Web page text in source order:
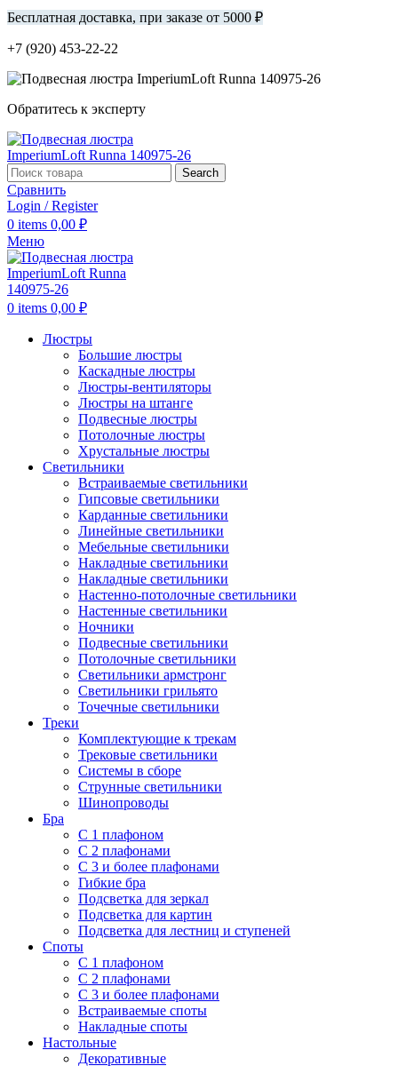
Бесплатная доставка, при заказе от 5000 ₽
+7 (920) 453-22-22
Обратитесь к эксперту
Search
Сравнить
Login / Register
0 items 0,00 ₽
Меню
0 items 0,00 ₽
Люстры
Большие люстры
Каскадные люстры
Люстры-вентиляторы
Люстры на штанге
Подвесные люстры
Потолочные люстры
Хрустальные люстры
Светильники
Встраиваемые светильники
Гипсовые светильники
Карданные светильники
Линейные светильники
Мебельные светильники
Накладные светильники
Накладные светильники
Настенно-потолочные светильники
Настенные светильники
Ночники
Подвесные светильники
Потолочные светильники
Светильники армстронг
Светильники грильято
Точечные светильники
Треки
Комплектующие к трекам
Трековые светильники
Системы в сборе
Струнные светильники
Шинопроводы
Бра
С 1 плафоном
С 2 плафонами
С 3 и более плафонами
Гибкие бра
Подсветка для зеркал
Подсветка для картин
Подсветка для лестниц и ступеней
Споты
С 1 плафоном
С 2 плафонами
С 3 и более плафонами
Встраиваемые споты
Накладные споты
Настольные
Декоративные